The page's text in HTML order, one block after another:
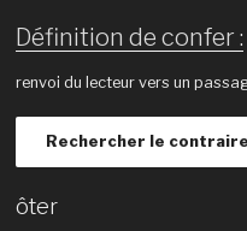
Définition de confer :
renvoi du lecteur vers un
Rechercher le
ôter